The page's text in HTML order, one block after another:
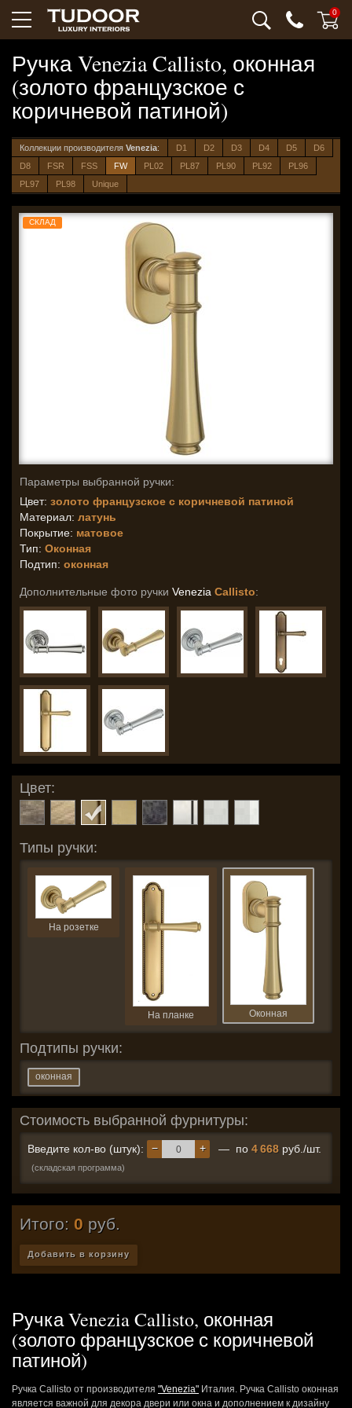
0
Ручка Venezia Callisto, оконная
(золото французское с
коричневой патиной)
Коллекции производителя Venezia: D1 D2 D3 D4 D5
D6
D8
FSR FSS FW PL02 PL87 PL90 PL92
PL96
PL97
PL98 Unique
СКЛАД
Параметры выбранной ручки:
Цвет: золото французское с коричневой патиной
Материал: латунь
Покрытие: матовое
Тип: Оконная
Подтип: оконная
Дополнительные фото ручки Venezia Callisto:
Цвет:
Типы ручки:
На розетке
На планке Оконная
Подтипы ручки:
оконная
Стоимость выбранной фурнитуры:
Введите кол-во (штук): +
− — по 4 668 руб./шт.
(складская программа)
Итого: 0 руб.
Добавить в корзину
Ручка Venezia Callisto, оконная
(золото французское с коричневой
патиной)
Ручка Callisto от производителя "Venezia" Италия. Ручка Callisto оконная
является важной для декора двери или окна и дополнением к дизайну